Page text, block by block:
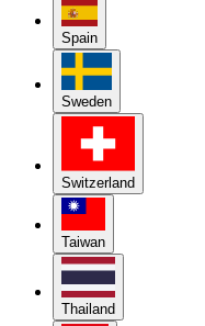
Spain
Sweden
Switzerland
Taiwan
Thailand